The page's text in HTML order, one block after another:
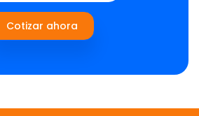
Cotizar ahora